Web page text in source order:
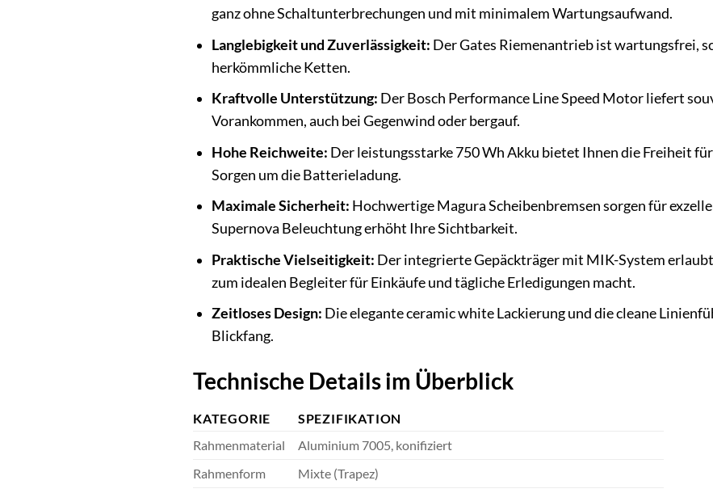
ganz ohne Schaltunterbrechungen und mit minimalem Wartungsaufwand.
Langlebigkeit und Zuverlässigkeit: Der Gates Riemenantrieb ist wartungsfrei,
herkömmliche Ketten.
Kraftvolle Unterstützung: Der Bosch Performance Line Speed Motor liefert
Vorankommen, auch bei Gegenwind oder bergauf.
Hohe Reichweite: Der leistungsstarke 750 Wh Akku bietet Ihnen die Freiheit
Sorgen um die Batterieladung.
Maximale Sicherheit: Hochwertige Magura Scheibenbremsen sorgen für
Supernova Beleuchtung erhöht Ihre Sichtbarkeit.
Praktische Vielseitigkeit: Der integrierte Gepäckträger mit MIK-System
zum idealen Begleiter für Einkäufe und tägliche Erledigungen macht.
Zeitloses Design: Die elegante ceramic white Lackierung und die cleane
Blickfang.
Technische Details im Überblick
KATEGORIE
SPEZIFIKATION
Rahmenmaterial
Aluminium 7005, konifiziert
Rahmenform
Mixte (Trapez)